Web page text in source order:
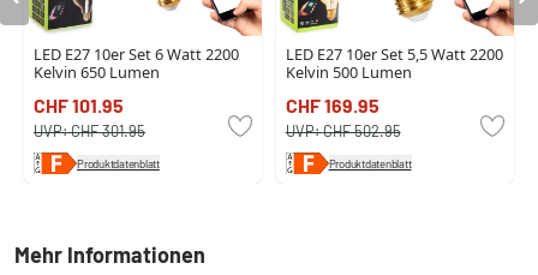
LED E27 10er Set 6 Watt 2200
Kelvin 650 Lumen
CHF 101.95
UVP:CHF 301.95
Produktdatenblatt
LED E27 10er Set 5,5 Watt 2200
Kelvin 500 Lumen
CHF 169.95
UVP:CHF 502.95
Produktdatenblatt
Mehr Informationen